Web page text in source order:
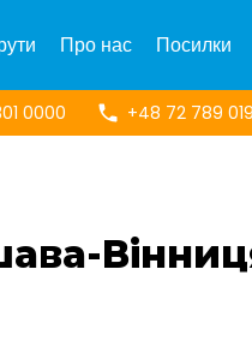
Про нас Посилки
0000 +48 72 789